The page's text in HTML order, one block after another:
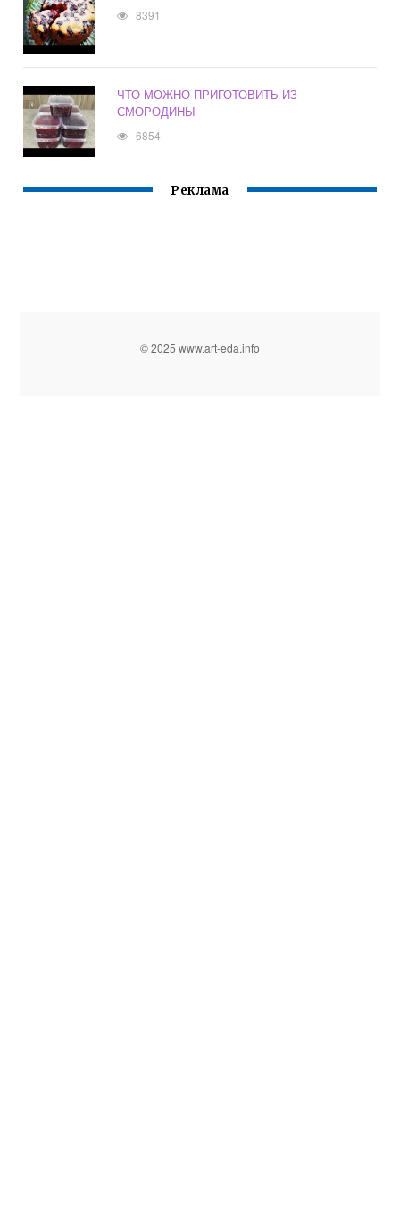
8391
ЧТО МОЖНО ПРИГОТОВИТЬ ИЗ
СМОРОДИНЫ
6854
Реклама
© 2025 www.art-eda.info